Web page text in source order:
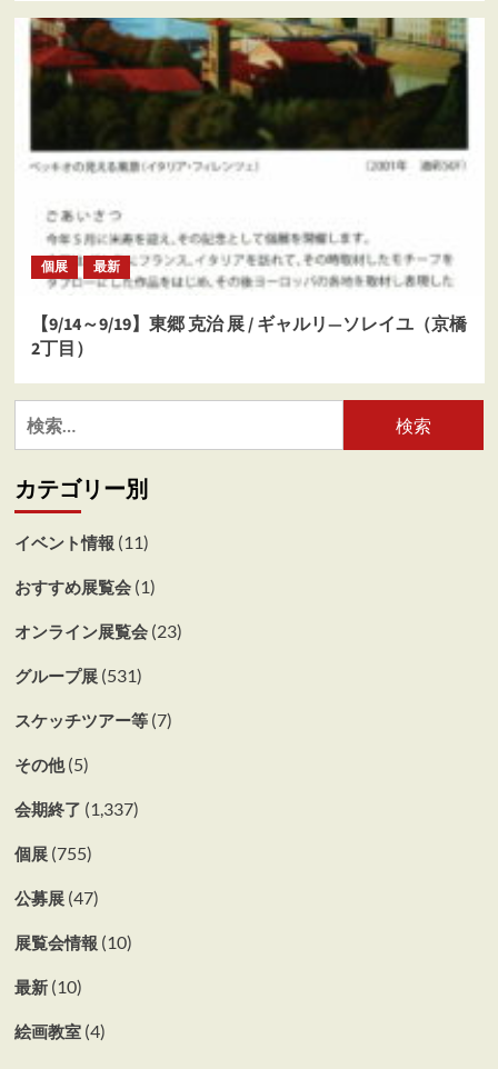
個展 最新
【9/14～9/19】東郷 克治 展 / ギャルリ―ソレイユ（京橋
2丁目）
検
索:
カテゴリー別
イベント情報 (11)
おすすめ展覧会(1)
オンライン展覧会(23)
グループ展(531)
スケッチツアー等(7)
その他(5)
会期終了 (1,337)
個展(755)
公募展(47)
展覧会情報 (10)
最新(10)
絵画教室(4)